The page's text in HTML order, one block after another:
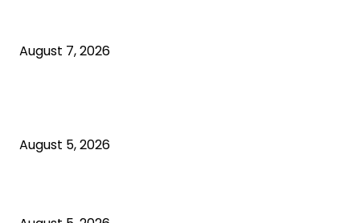
August 7, 2026
August 5, 2026